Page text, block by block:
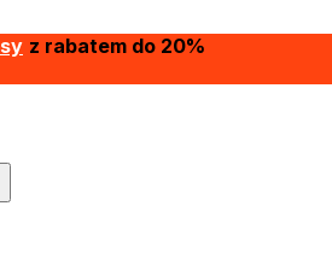
z rabatem do 20%